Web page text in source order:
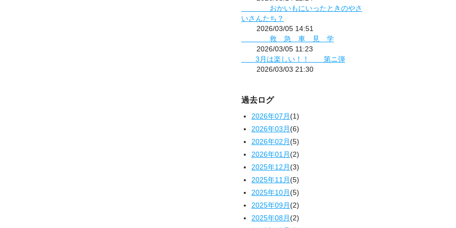
おかいもにいったときのやさ
いさんたち？
2026/03/05 14:51
救 急 車 見 学
2026/03/05 11:23
3月は楽しい！！ 第ニ弾
2026/03/03 21:30
過去ログ
2026年07月(1)
2026年03月(6)
2026年02月(5)
2026年01月(2)
2025年12月(3)
2025年11月(5)
2025年10月(5)
2025年09月(2)
2025年08月(2)